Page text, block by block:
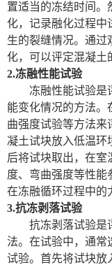
置适当的冻结时间。
化，记录融化过程中
生的裂缝情况。通过
化，可以评定混凝土
2.冻融性能试验
冻融性能试验是
能变化情况的方法。
曲强度试验等方法来
凝土试块放入低温环
后将试块取出，在室
度、弯曲强度等性能
在冻融循环过程中的
3.抗冻剥落试验
抗冻剥落试验是
法。在试验中，通常
试验。首先将试块放